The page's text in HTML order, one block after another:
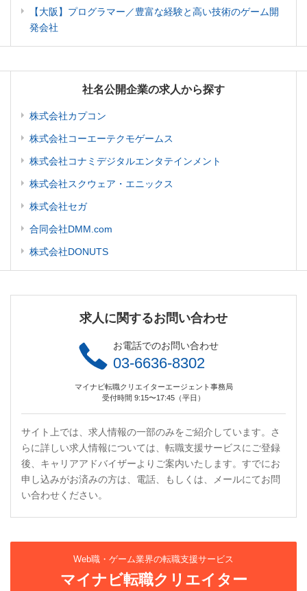
【大阪】プログラマー／豊富な経験と高い技術のゲーム開
発会社
社名公開企業の求人から探す
株式会社カプコン
株式会社コーエーテクモゲームス
株式会社コナミデジタルエンタテインメント
株式会社スクウェア・エニックス
株式会社セガ
合同会社DMM.com
株式会社DONUTS
求人に関するお問い合わせ
お電話でのお問い合わせ
03-6636-8302
マイナビ転職クリエイターエージェント事務局
受付時間 9:15〜17:45（平日）
サイト上では、求人情報の一部のみをご紹介しています。さ
らに詳しい求人情報については、転職支援サービスにご登録
後、キャリアアドバイザーよりご案内いたします。すでにお
申し込みがお済みの方は、電話、もしくは、メールにてお問
い合わせください。
Web職・ゲーム業界の転職支援サービス
マイナビ転職クリエイター